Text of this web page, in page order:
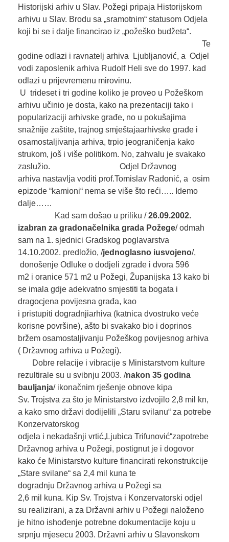
Historijski arhiv u Slav. Požegi pripaja Historijskom
arhivu u Slav. Brodu sa „sramotnim“ statusom Odjela
koji bi se i dalje financirao iz „požeško budžeta“.
Te
godine odlazi i ravnatelj arhiva Ljubljanović, a Odjel
vodi zaposlenik arhiva Rudolf Heli sve do 1997. kad
odlazi u prijevremenu mirovinu.
U trideset i tri godine koliko je proveo u Požeškom
arhivu učinio je dosta, kako na prezentaciji tako i
popularizaciji arhivske građe, no u pokušajima
snažnije zaštite, trajnog smještajaarhivske građe i
osamostaljivanja arhiva, trpio jeograničenja kako
strukom, još i više politikom. No, zahvalu je svakako
zaslužio. Odjel Državnog
arhiva nastavlja voditi prof.Tomislav Radonić, a osim
epizode “kamioni“ nema se više što reći….. Idemo
dalje……
Kad sam došao u priliku /26.09.2002.
izabran za gradonačelnika grada Požege/ odmah
sam na 1. sjednici Gradskog poglavarstva
14.10.2002. predložio, /jednoglasno iusvojeno/,
donošenje Odluke o dodjeli zgrade i dvora 596
m2 i oranice 571 m2 u Požegi, Županijska 13 kako bi
se imala gdje adekvatno smjestiti ta bogata i
dragocjena povijesna građa, kao
i pristupiti dogradnjiarhiva (katnica dvostruko veće
korisne površine), ašto bi svakako bio i doprinos
bržem osamostaljivanju Požeškog povijesnog arhiva
( Državnog arhiva u Požegi).
Dobre relacije i vibracije s Ministarstvom kulture
rezultirale su u svibnju 2003. /nakon 35 godina
bauljanja/ ikonačnim rješenje obnove kipa
Sv. Trojstva za što je Ministarstvo izdvojilo 2,8 mil kn,
a kako smo državi dodijelili „Staru svilanu“ za potrebe
Konzervatorskog
odjela i nekadašnji vrtić„Ljubica Trifunović“zapotrebe
Državnog arhiva u Požegi, postignut je i dogovor
kako će Ministarstvo kulture financirati rekonstrukcije
„Stare svilane“ sa 2,4 mil kuna te
dogradnju Državnog arhiva u Požegi sa
2,6 mil kuna. Kip Sv. Trojstva i Konzervatorski odjel
su realizirani, a za Državni arhiv u Požegi naloženo
je hitno ishođenje potrebne dokumentacije koju u
srpnju mjesecu 2003. Državni arhiv u Slavonskom